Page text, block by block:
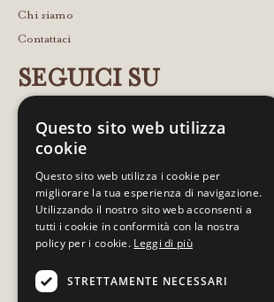
Chi siamo
Contattaci
SEGUICI SU
Lascia la tua email per rimanere in contatto
aggiornamenti e notizie
Acconsentoinformativa sulla privacy
Questo sito web utilizza
cookie
Questo sito web utilizza i cookie per
migliorare la tua esperienza di navigazione.
Utilizzando il nostro sito web acconsenti a
tutti i cookie in conformità con la nostra
policy per i cookie. Leggi di più
STRETTAMENTE NECESSARI